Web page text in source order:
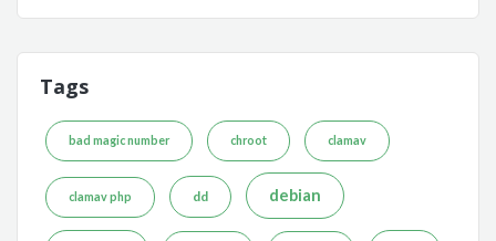
Tags
bad magic number chroot clamav
clamav php dd debian